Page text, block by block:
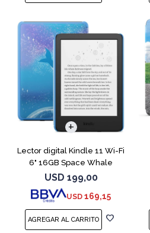
Lector digital Kindle 11 Wi-Fi
6" 16GB Space Whale
USD 199,00
USD 169,15